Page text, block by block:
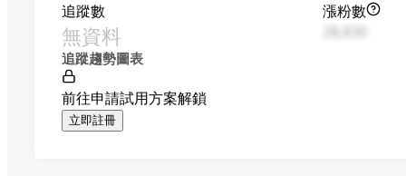
追蹤數
無資料
漲粉數
追蹤趨勢圖表
前往申請試用方案解鎖
立即註冊